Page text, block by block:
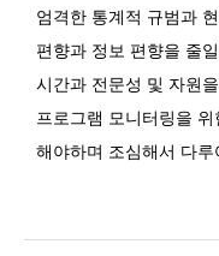
엄격한 통계적 규범과
편향과 정보 편향을 줄
시간과 전문성 및 자원
프로그램 모니터링을
해야하며 조심해서 다루